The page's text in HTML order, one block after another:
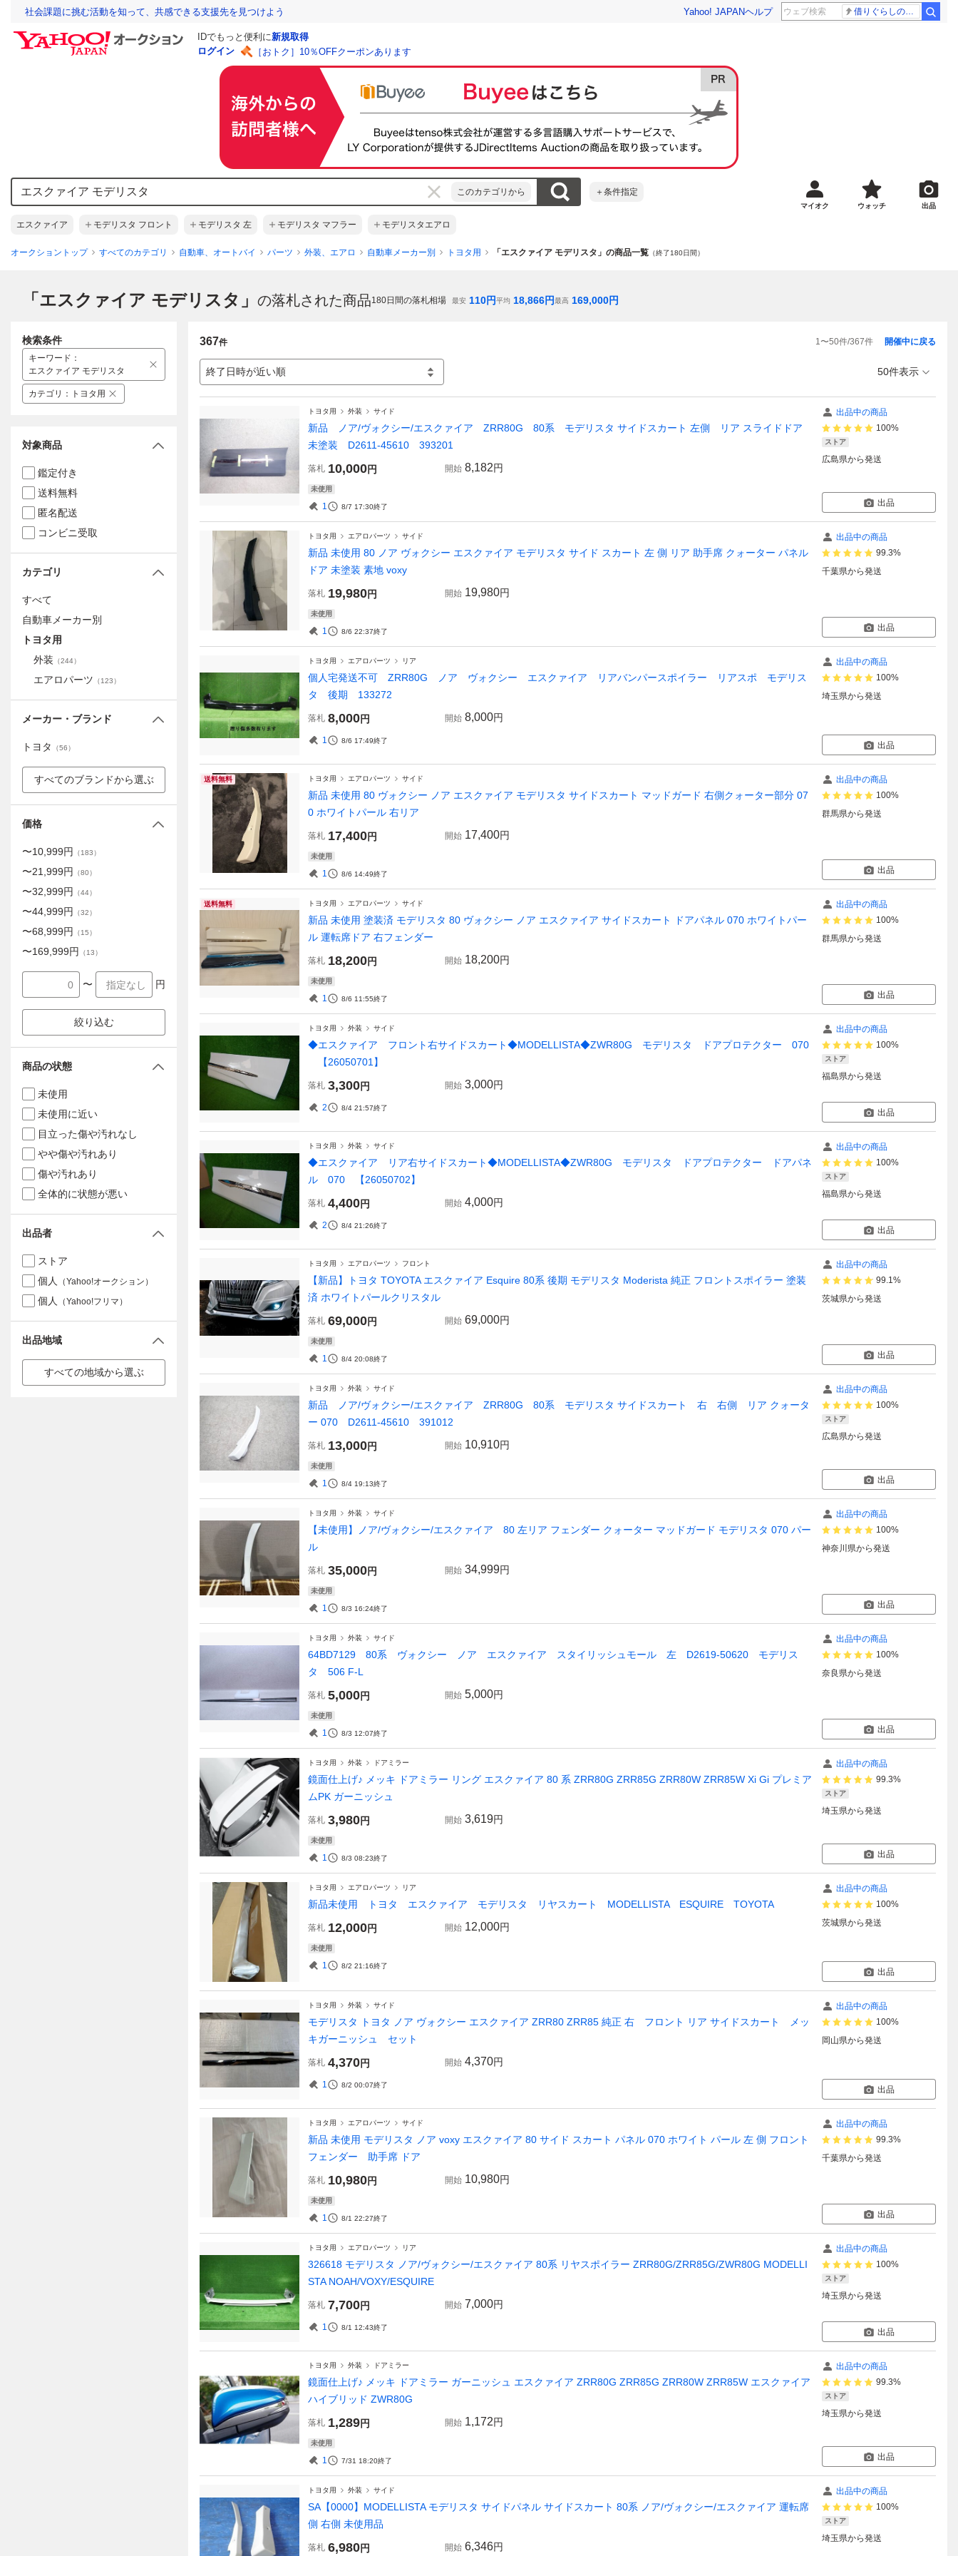
社会課題に挑む活動を知って、共感できる支援先を見つけよう Yahoo! JAPANヘルプ 借りぐらしのアリエッティ 耳をすませば
IDでもっと便利に新規取得
ログイン
［おトク］10％OFFクーポンあります
このカテゴリから ＋条件指定
エスクァイア モデリスタ フロント モデリスタ 左 モデリスタ マフラー モデリスタエアロ
マイオク ウォッチ 出品
オークショントップ すべてのカテゴリ 自動車、オートバイ パーツ 外装、エアロ 自動車メーカー別 トヨタ用 「エスクァイア モデリスタ」の商品一覧 （終了180日間）
「エスクァイア モデリスタ」 の落札された商品180日間の落札相場 最安 110円平均 18,866円最高 169,000円
367件 1〜50件/367件
終了日時が近い順
開催中に戻る
50件表示
トヨタ用 外装 サイド
新品 ノア/ヴォクシー/エスクァイア ZRR80G 80系 モデリスタ サイドスカート 左側 リア スライドドア
未塗装 D2611-45610 393201
落札 10,000円 開始 8,182円
未使用
1 8/7 17:30終了
出品中の商品
100%
ストア
広島県から発送
出品
トヨタ用 エアロパーツ サイド
新品 未使用 80 ノア ヴォクシー エスクァイア モデリスタ サイド スカート 左 側 リア 助手席 クォーター パネル
ドア 未塗装 素地 voxy
落札 19,980円 開始 19,980円
未使用
1 8/6 22:37終了
出品中の商品
99.3%
千葉県から発送
出品
トヨタ用 エアロパーツ リア
個人宅発送不可 ZRR80G ノア ヴォクシー エスクァイア リアバンパースポイラー リアスポ モデリス
タ 後期 133272
落札 8,000円 開始 8,000円
1 8/6 17:49終了
出品中の商品
100%
埼玉県から発送
出品
送料無料 トヨタ用 エアロパーツ サイド
新品 未使用 80 ヴォクシー ノア エスクァイア モデリスタ サイドスカート マッドガード 右側クォーター部分 07
0 ホワイトパール 右リア
落札 17,400円 開始 17,400円
未使用
1 8/6 14:49終了
出品中の商品
100%
群馬県から発送
出品
送料無料 トヨタ用 エアロパーツ サイド
新品 未使用 塗装済 モデリスタ 80 ヴォクシー ノア エスクァイア サイドスカート ドアパネル 070 ホワイトパー
ル 運転席ドア 右フェンダー
落札 18,200円 開始 18,200円
未使用
1 8/6 11:55終了
出品中の商品
100%
群馬県から発送
出品
トヨタ用 外装 サイド
◆エスクァイア フロント右サイドスカート◆MODELLISTA◆ZWR80G モデリスタ ドアプロテクター 070
【26050701】
落札 3,300円 開始 3,000円
2 8/4 21:57終了
出品中の商品
100%
ストア
福島県から発送
出品
トヨタ用 外装 サイド
◆エスクァイア リア右サイドスカート◆MODELLISTA◆ZWR80G モデリスタ ドアプロテクター ドアパネ
ル 070 【26050702】
落札 4,400円 開始 4,000円
2 8/4 21:26終了
出品中の商品
100%
ストア
福島県から発送
出品
トヨタ用 エアロパーツ フロント
【新品】トヨタ TOYOTA エスクァイア Esquire 80系 後期 モデリスタ Moderista 純正 フロントスポイラー 塗装
済 ホワイトパールクリスタル
落札 69,000円 開始 69,000円
未使用
1 8/4 20:08終了
出品中の商品
99.1%
茨城県から発送
出品
トヨタ用 外装 サイド
新品 ノア/ヴォクシー/エスクァイア ZRR80G 80系 モデリスタ サイドスカート 右 右側 リア クォータ
ー 070 D2611-45610 391012
落札 13,000円 開始 10,910円
未使用
1 8/4 19:13終了
出品中の商品
100%
ストア
広島県から発送
出品
トヨタ用 外装 サイド
【未使用】ノア/ヴォクシー/エスクァイア 80 左リア フェンダー クォーター マッドガード モデリスタ 070 パー
ル
落札 35,000円 開始 34,999円
未使用
1 8/3 16:24終了
出品中の商品
100%
神奈川県から発送
出品
トヨタ用 外装 サイド
64BD7129 80系 ヴォクシー ノア エスクァイア スタイリッシュモール 左 D2619-50620 モデリス
タ 506 F-L
落札 5,000円 開始 5,000円
未使用
1 8/3 12:07終了
出品中の商品
100%
奈良県から発送
出品
トヨタ用 外装 ドアミラー
鏡面仕上げ♪ メッキ ドアミラー リング エスクァイア 80 系 ZRR80G ZRR85G ZRR80W ZRR85W Xi Gi プレミア
ムPK ガーニッシュ
落札 3,980円 開始 3,619円
未使用
1 8/3 08:23終了
出品中の商品
99.3%
ストア
埼玉県から発送
出品
トヨタ用 エアロパーツ リア
新品未使用 トヨタ エスクァイア モデリスタ リヤスカート MODELLISTA ESQUIRE TOYOTA
落札 12,000円 開始 12,000円
未使用
1 8/2 21:16終了
出品中の商品
100%
茨城県から発送
出品
トヨタ用 外装 サイド
モデリスタ トヨタ ノア ヴォクシー エスクァイア ZRR80 ZRR85 純正 右 フロント リア サイドスカート メッ
キガーニッシュ セット
落札 4,370円 開始 4,370円
1 8/2 00:07終了
出品中の商品
100%
岡山県から発送
出品
トヨタ用 エアロパーツ サイド
新品 未使用 モデリスタ ノア voxy エスクァイア 80 サイド スカート パネル 070 ホワイト パール 左 側 フロント
フェンダー 助手席 ドア
落札 10,980円 開始 10,980円
未使用
1 8/1 22:27終了
出品中の商品
99.3%
千葉県から発送
出品
トヨタ用 エアロパーツ リア
326618 モデリスタ ノア/ヴォクシー/エスクァイア 80系 リヤスポイラー ZRR80G/ZRR85G/ZWR80G MODELLI
STA NOAH/VOXY/ESQUIRE
落札 7,700円 開始 7,000円
1 8/1 12:43終了
出品中の商品
100%
ストア
埼玉県から発送
出品
トヨタ用 外装 ドアミラー
鏡面仕上げ♪ メッキ ドアミラー ガーニッシュ エスクァイア ZRR80G ZRR85G ZRR80W ZRR85W エスクァイア
ハイブリッド ZWR80G
落札 1,289円 開始 1,172円
未使用
1 7/31 18:20終了
出品中の商品
99.3%
ストア
埼玉県から発送
出品
トヨタ用 外装 サイド
SA【0000】MODELLISTA モデリスタ サイドパネル サイドスカート 80系 ノア/ヴォクシー/エスクァイア 運転席
側 右側 未使用品
落札 6,980円 開始 6,346円
出品中の商品
100%
ストア
埼玉県から発送
検索条件
キーワード ：
エスクァイア モデリスタ
カテゴリ ： トヨタ用
対象商品
鑑定付き
送料無料
匿名配送
コンビニ受取
カテゴリ
すべて
自動車メーカー別
トヨタ用
外装 （244）
エアロパーツ （123）
メーカー・ブランド
トヨタ （56）
すべてのブランドから選ぶ
価格
〜10,999円 （183）
〜21,999円 （80）
〜32,999円 （44）
〜44,999円 （32）
〜68,999円 （15）
〜169,999円 （13）
〜 円
絞り込む
商品の状態
未使用
未使用に近い
目立った傷や汚れなし
やや傷や汚れあり
傷や汚れあり
全体的に状態が悪い
出品者
ストア
個人
（Yahoo!オークション）
個人 （Yahoo!フリマ）
出品地域
すべての地域から選ぶ